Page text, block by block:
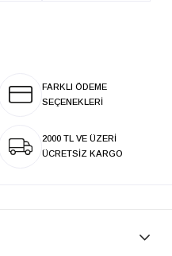
FARKLI ÖDEME
SEÇENEKLERİ
2000 TL VE ÜZERİ
ÜCRETSİZ KARGO